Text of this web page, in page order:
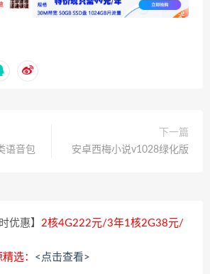
语音包
下一篇
安卓西梅小说v1028绿化版
优惠】 2核4G222元/3年1核2G38元/
选： <点击查看>